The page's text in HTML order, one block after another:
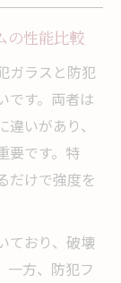
の性能比較
ガラスと防犯
です。両者は
いがあり、
要です。特
だけで強度を
ており、破壊
一方、防犯フ